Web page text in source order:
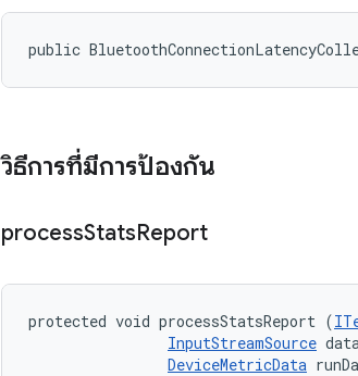
public
วิธีการที่มีการป้องกัน
processStatsReport
protected void processStatsReport (
InputStreamSource
DeviceMetricData